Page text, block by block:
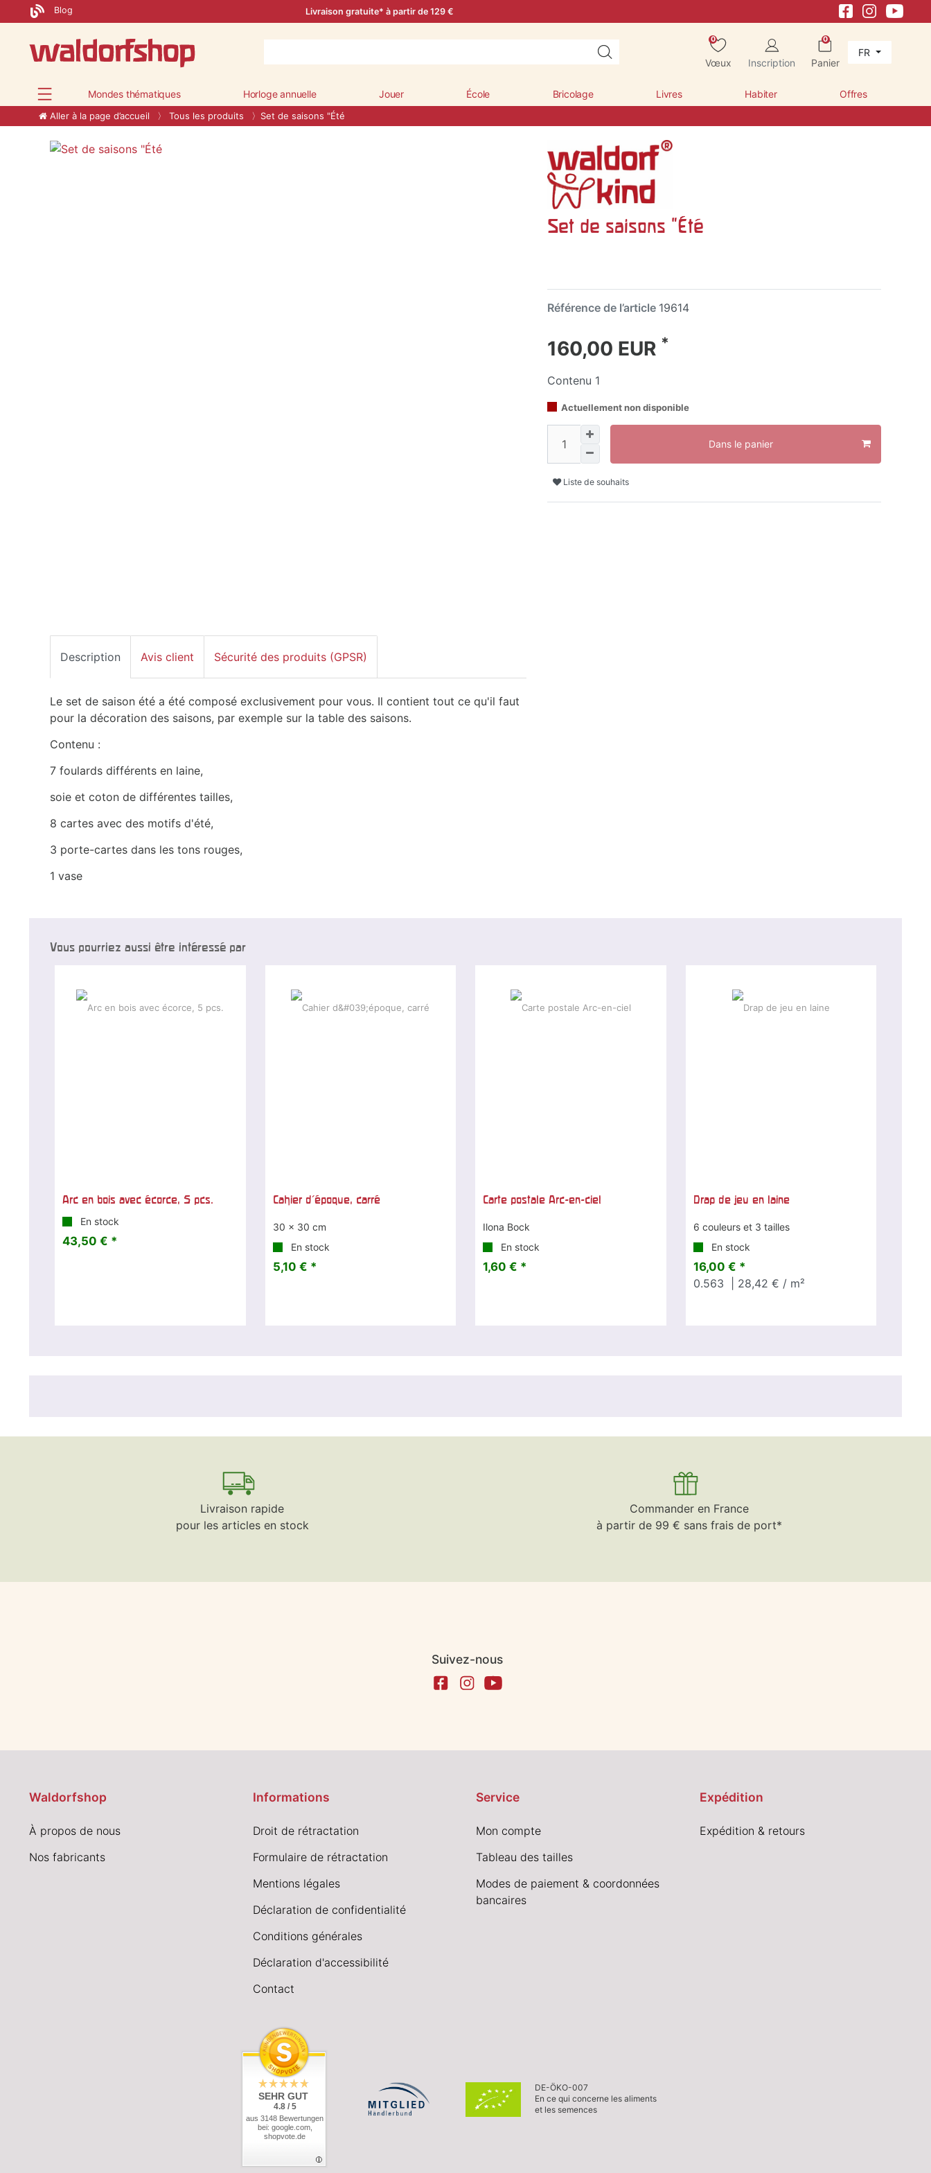
Blog Livraison gratuite* à partir de 129 €
0
Vœux Inscription
0
Panier
FR
Mondes thématiques Horloge annuelle Jouer École Bricolage Livres Habiter Offres
Aller à la page d’accueil Tous les produits Set de saisons "Été
Set de saisons "Été
Référence de l’article 19614
160,00 EUR *
Contenu 1
Actuellement non disponible
Dans le panier
Liste de souhaits
Description Avis client Sécurité des produits (GPSR)
Le set de saison été a été composé exclusivement pour vous. Il contient tout ce qu'il faut
pour la décoration des saisons, par exemple sur la table des saisons.
Contenu :
7 foulards différents en laine,
soie et coton de différentes tailles,
8 cartes avec des motifs d'été,
3 porte-cartes dans les tons rouges,
1 vase
Vous pourriez aussi être intéressé par
Arc en bois avec écorce, 5 pcs.
En stock
43,50 € *
Cahier d'époque, carré
30 x 30 cm
En stock
5,10 € *
Carte postale Arc-en-ciel
Ilona Bock
En stock
1,60 € *
Drap de jeu en laine
6 couleurs et 3 tailles
En stock
16,00 € *
0.563
| 28,42 € / m²
Livraison rapide
pour les articles en stock
Commander en France
à partir de 99 € sans frais de port*
Suivez-nous
Waldorfshop
À propos de nous
Nos fabricants
Informations
Droit de rétractation
Formulaire de rétractation
Mentions légales
Déclaration de confidentialité
Conditions générales
Déclaration d'accessibilité
Contact
Service
Mon compte
Tableau des tailles
Modes de paiement & coordonnées
bancaires
Expédition
Expédition & retours
SEHR GUT
4.8 / 5
aus 3148 Bewertungen
bei: google.com,
shopvote.de
DE-ÖKO-007
En ce qui concerne les aliments
et les semences